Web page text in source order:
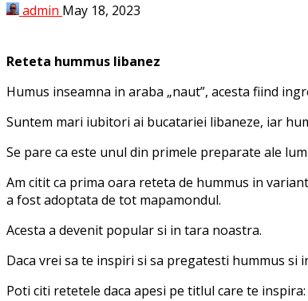
admin May 18, 2023
Reteta hummus libanez
Humus inseamna in araba „naut”, acesta fiind
Suntem mari iubitori ai bucatariei libaneze, iar
Se pare ca este unul din primele preparate ale
Am citit ca prima oara reteta de hummus in
a fost adoptata de tot mapamondul.
Acesta a devenit popular si in tara noastra.
Daca vrei sa te inspiri si sa pregatesti hummus
Poti citi retetele daca apesi pe titlul care te inspira: